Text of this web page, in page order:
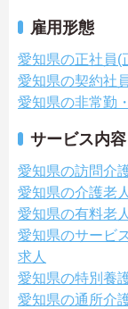
雇用形態
愛知県の正社員(
愛知県の契約社
愛知県の非常勤
サービス内容
愛知県の訪問介
愛知県の介護老
愛知県の有料老
愛知県のサービ
求人
愛知県の特別養
愛知県の通所介